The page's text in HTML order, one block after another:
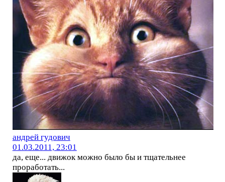
андрей гудович
01.03.2011, 23:01
да, еще... движок можно было бы и тщательнее
проработать...